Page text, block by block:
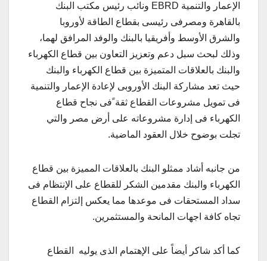
الإعمار والتنمية EBRD ونائب رئيس مكتب البنك
بالقاهرة ومصرفى رئيسى بقطاع الطاقة لأوروبا
والشرق الأوسط وأفريقيا بالبنك والوفد المرافق لهما،
وذلك لبحث سبل دعم وتعزيز التعاون بين قطاع الكهرباء
والبنك بالعلاقات المتميزة بين قطاع الكهرباء والبنك
حيث تعد مشاركة البنك الأوروبى لإعادة الإعمار والتنمية
فى تمويل مشروعات القطاع ثقة ًفى نجاح قطاع
الكهرباء فى إدارة مشروعاته على أرض مصر والتي
تجلت بوضوح خلال العقود الماضية.
من جانبه أشاد ممثلو البنك بالعلاقات المميزة بين قطاع
الكهرباء والبنك مقدمين الشكر للقطاع على الإنتظام فى
سداد المستحقات فى موعدها مما يعكس إلتزام القطاع
تجاه كافة اجهات المانحة والمستثمرين.
كما أكد شاكر أيضاً على الإهتمام الذى يوليه القطاع